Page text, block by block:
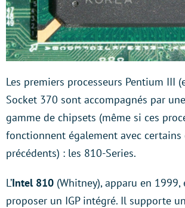
Les premiers processeurs Pentium III
Socket 370 sont accompagnés par
gamme de chipsets (même si ces
fonctionnent également avec certains
précédents) : les 810-Series.
L’Intel 810 (Whitney), apparu en
proposer un IGP intégré. Il supporte